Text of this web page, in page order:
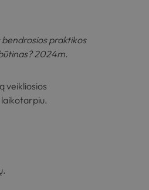
praktikos
2024m.
veikliosios